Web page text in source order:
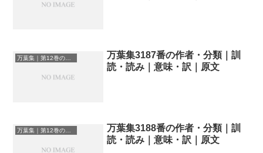
万葉集｜第12巻の和歌一覧
万葉集3187番の作者・分類｜訓
読・読み｜意味・訳｜原文
万葉集｜第12巻の和歌一覧
万葉集3188番の作者・分類｜訓
読・読み｜意味・訳｜原文